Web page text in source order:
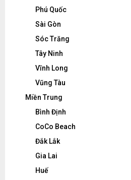
Phú Quốc
Sài Gòn
Sóc Trăng
Tây Ninh
Vĩnh Long
Vũng Tàu
Miền Trung
Bình Định
CoCo Beach
Đắk Lắk
Gia Lai
Huế